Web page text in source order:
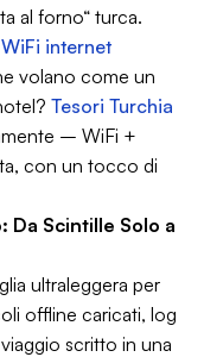
al forno“ turca.
internet
volano come un
Tesori Turchia
– WiFi +
con un tocco di
Da Scintille Solo a
ultraleggera per
offline caricati, log
scritto in una